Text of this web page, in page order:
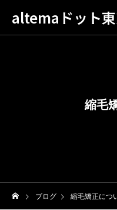
altemaドット
縮毛
ブログ 縮毛矯正につ